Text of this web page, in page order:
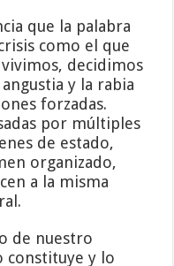
que la palabra
como el que
decidimos
y la rabia
forzadas.
por múltiples
de estado,
organizado,
a la misma
de nuestro
constituye y lo